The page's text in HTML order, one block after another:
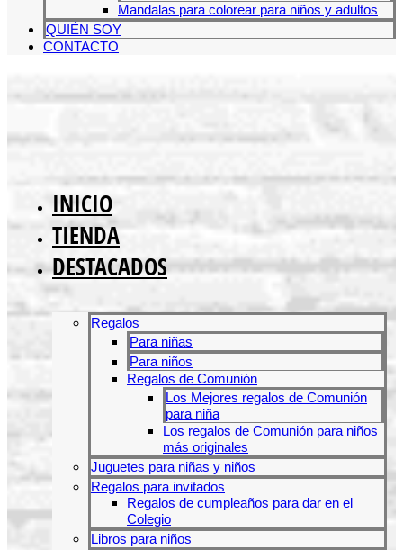
Mandalas para colorear para niños y adultos
QUIÉN SOY
CONTACTO
INICIO
TIENDA
DESTACADOS
Regalos
Para niñas
Para niños
Regalos de Comunión
Los Mejores regalos de Comunión
para niña
Los regalos de Comunión para niños
más originales
Juguetes para niñas y niños
Regalos para invitados
Regalos de cumpleaños para dar en el
Colegio
Libros para niños